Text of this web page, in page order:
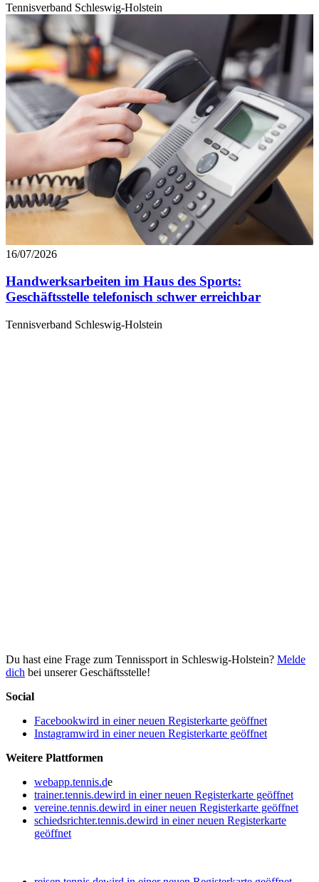
Tennisverband Schleswig-Holstein
16/07/2026
Handwerksarbeiten im Haus des Sports:
Geschäftsstelle telefonisch schwer erreichbar
Tennisverband Schleswig-Holstein
Du hast eine Frage zum Tennissport in Schleswig-Holstein? Melde
dich bei unserer Geschäftsstelle!
Social
Facebookwird in einer neuen Registerkarte geöffnet
Instagramwird in einer neuen Registerkarte geöffnet
Weitere Plattformen
webapp.tennis.de
trainer.tennis.dewird in einer neuen Registerkarte geöffnet
vereine.tennis.dewird in einer neuen Registerkarte geöffnet
schiedsrichter.tennis.dewird in einer neuen Registerkarte
geöffnet